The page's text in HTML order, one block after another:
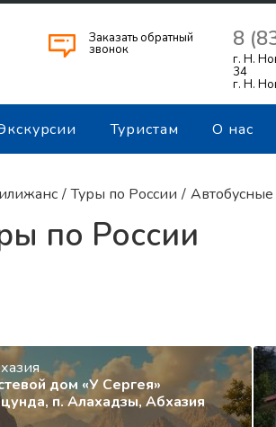
Заказать обратный
звонок 8
г. Н.
34
г. Н.
Туристам О нас
/ Туры по России /
по России
дом «У Сергея»
п. Алахадзы, Абхазия